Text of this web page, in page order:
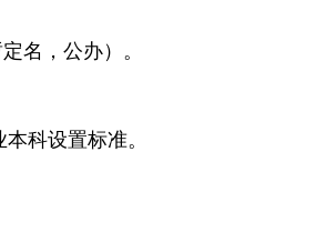
名，公办）。
科设置标准。